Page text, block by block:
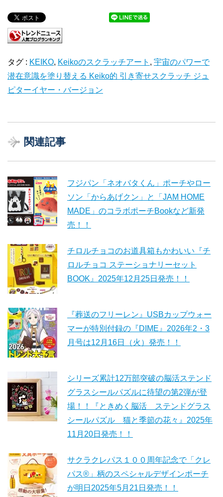
タグ : KEIKO, Keikoのスクラッチアート , 宇宙のパワーで
潜在意識を塗り替える Keiko的 引き寄せスクラッチ ジュ
ピターイヤー・バージョン
関連記事
フジパン「ネオバタくん」ポーチやロー
ソン「からあげクン」と「JAM HOME
MADE」のコラボポーチBookなど新発
売！！
チロルチョコのお道具箱もかわいい『チ
ロルチョコ ステーショナリーセット
BOOK』2025年12月25日発売！！
『葬送のフリーレン』USBカップウォー
マーが特別付録の『DIME』2026年2・3
月号は12月16日（火）発売！！
シリーズ累計12万部突破の脳活ステンド
グラスシールパズルに待望の第2弾が登
場！！『ときめく脳活 ステンドグラス
シールパズル 猫と季節の花々』2025年
11月20日発売！！
サクラクレパス１００周年記念で「クレ
パス®」柄のスペシャルデザインポーチ
が明日2025年5月21日発売！！